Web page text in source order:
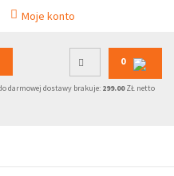
Moje konto
0
darmowej dostawy brakuje: 299.00ZŁ netto